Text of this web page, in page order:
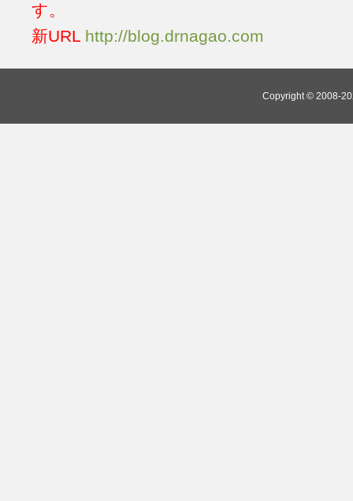
す。
新URL http://blog.drnagao.com
Copyright © 2008-